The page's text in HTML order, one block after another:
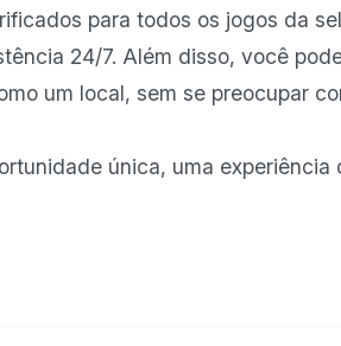
para todos os jogos da
24/7. Além disso, você
um local, sem se preocupar
única, uma experiência